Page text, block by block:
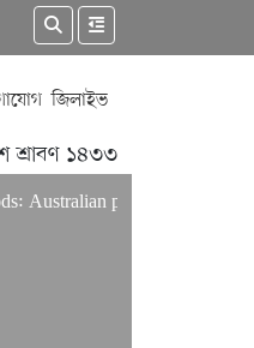
জিলাইভ
শ্রাবণ ১৪৩৩
players’ guide